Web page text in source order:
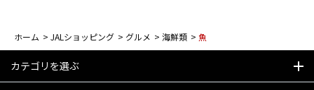
ホーム > JALショッピング > グルメ > 海鮮類 > 魚
カテゴリを選ぶ